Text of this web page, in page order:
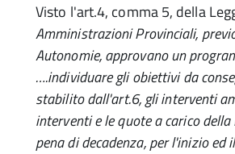
Visto l'art.4, comma 5, della
Amministrazioni Provinciali,
Autonomie, approvano un
….individuare gli obiettivi da
stabilito dall'art.6, gli interventi
interventi e le quote a carico
pena di decadenza, per l'inizio